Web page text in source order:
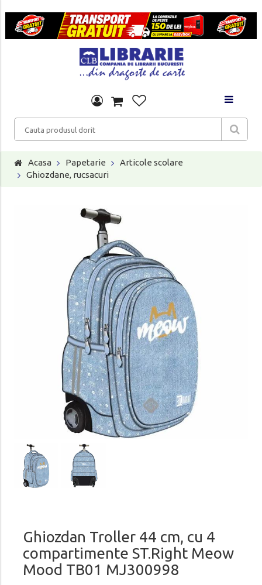
Acasa Papetarie
Articole scolare
Ghiozdane, rucsacuri
Ghiozdan Troller 44 cm, cu 4
compartimente ST.Right Meow
Mood TB01 MJ300998